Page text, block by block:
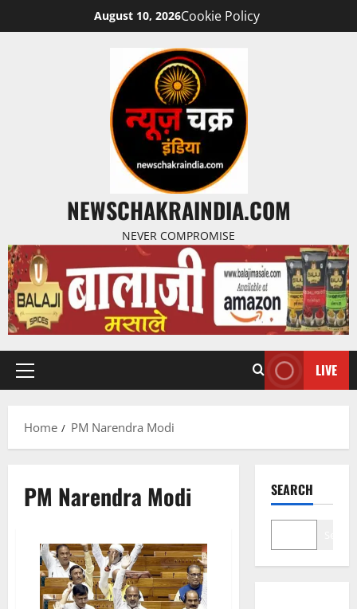
August 10, 2026Cookie Policy
NEWSCHAKRAINDIA.COM
NEVER COMPROMISE
LIVE
Home PM Narendra Modi
PM Narendra Modi SEARCH